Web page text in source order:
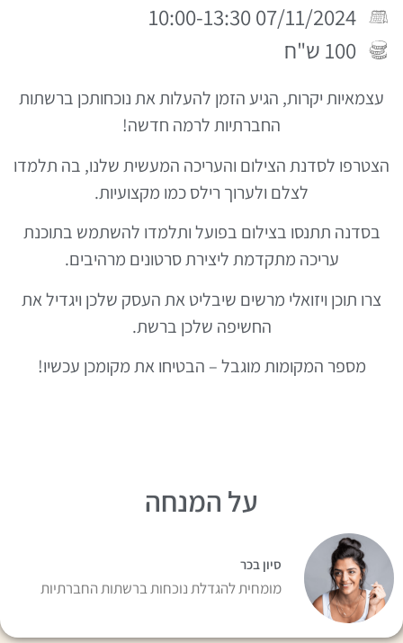
07/11/2024 10:00-13:30
100 ש"ח
עצמאיות יקרות, הגיע הזמן להעלות את נוכחותכן ברשתות
החברתיות לרמה חדשה!
הצטרפו לסדנת הצילום והעריכה המעשית שלנו, בה תלמדו
לצלם ולערוך רילס כמו מקצועיות.
בסדנה תתנסו בצילום בפועל ותלמדו להשתמש בתוכנת
עריכה מתקדמת ליצירת סרטונים מרהיבים.
צרו תוכן ויזואלי מרשים שיבליט את העסק שלכן ויגדיל את
החשיפה שלכן ברשת.
מספר המקומות מוגבל – הבטיחו את מקומכן עכשיו!
על המנחה
סיון בכר
מומחית להגדלת נוכחות ברשתות החברתיות